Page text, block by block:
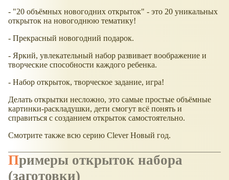
- "20 объёмных новогодних открыток" - это 20 уникальных
открыток на новогоднюю тематику!
- Прекрасный новогодний подарок.
- Яркий, увлекательный набор развивает воображение и
творческие способности каждого ребенка.
- Набор открыток, творческое задание, игра!
Делать открытки несложно, это самые простые объёмные
картинки-раскладушки, дети смогут всё понять и
справиться с созданием открыток самостоятельно.
Смотрите также всю серию Clever Новый год.
Примеры открыток набора
(заготовки)